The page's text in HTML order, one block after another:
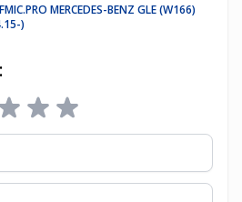
MERCEDES-BENZ GLE (W166)
)